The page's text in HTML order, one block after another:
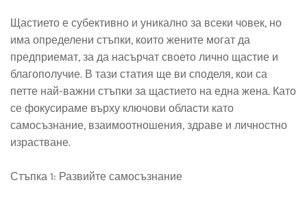
Щастието е субективно и уникално за всеки човек, но
има определени стъпки, които жените могат да
предприемат, за да насърчат своето лично щастие и
благополучие. В тази статия ще ви споделя, кои са
петте най-важни стъпки за щастието на една жена. Като
се фокусираме върху ключови области като
самосъзнание, взаимоотношения, здраве и личностно
израстване.
Стъпка 1: Развийте самосъзнание